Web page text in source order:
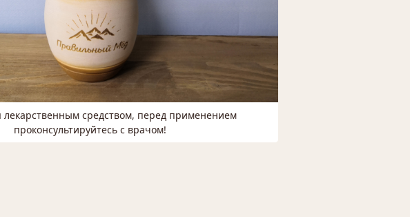
лекарственным средством, перед применением
проконсультируйтесь с врачом!